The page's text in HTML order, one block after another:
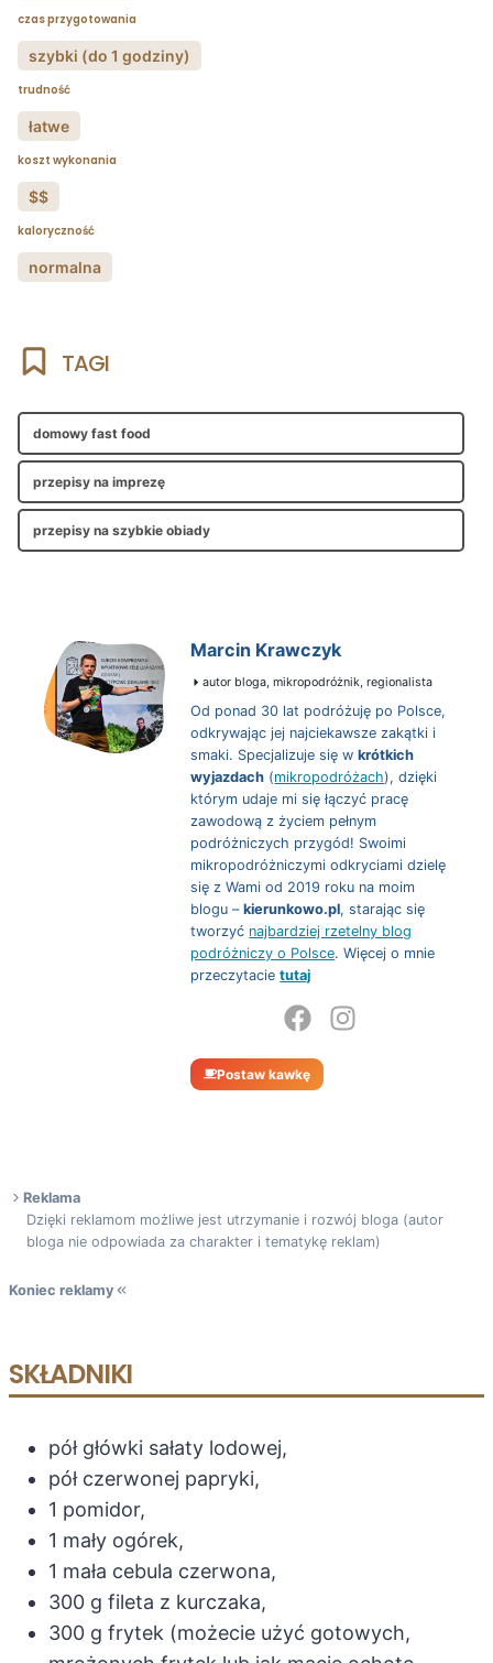
czas przygotowania
szybki (do 1 godziny)
trudność
łatwe
koszt wykonania
$$
kaloryczność
normalna
TAGI
domowy fast food
przepisy na imprezę
przepisy na szybkie obiady
Marcin Krawczyk
autor bloga, mikropodróżnik, regionalista
Od ponad 30 lat podróżuję po Polsce,
odkrywając jej najciekawsze zakątki i
smaki. Specjalizuje się wkrótkich
wyjazdach (mikropodróżach), dzięki
którym udaje mi się łączyć pracę
zawodową z życiem pełnym
podróżniczych przygód! Swoimi
mikropodróżniczymi odkryciami dzielę
się z Wami od 2019 roku na moim
blogu –kierunkowo.pl, starając się
tworzyć najbardziej rzetelny blog
podróżniczy o Polsce. Więcej o mnie
przeczytacietutaj
Postaw kawkę
Reklama
Dzięki reklamom możliwe jest utrzymanie i rozwój bloga (autor
bloga nie odpowiada za charakter i tematykę reklam)
Koniec reklamy
SKŁADNIKI
pół główki sałaty lodowej,
pół czerwonej papryki,
1 pomidor,
1 mały ogórek,
1 mała cebula czerwona,
300 g fileta z kurczaka,
300 g frytek (możecie użyć gotowych,